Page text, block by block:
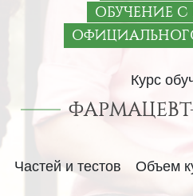
ОБУЧЕНИЕ
Курс
Частей и тестов Объем